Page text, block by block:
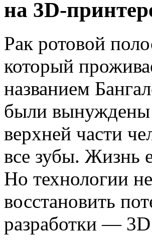
на 3D-
Рак ротовой
который
названием
были вынуждены
верхней части
все зубы. Жизнь
Но технологии
восстановить
разработки —